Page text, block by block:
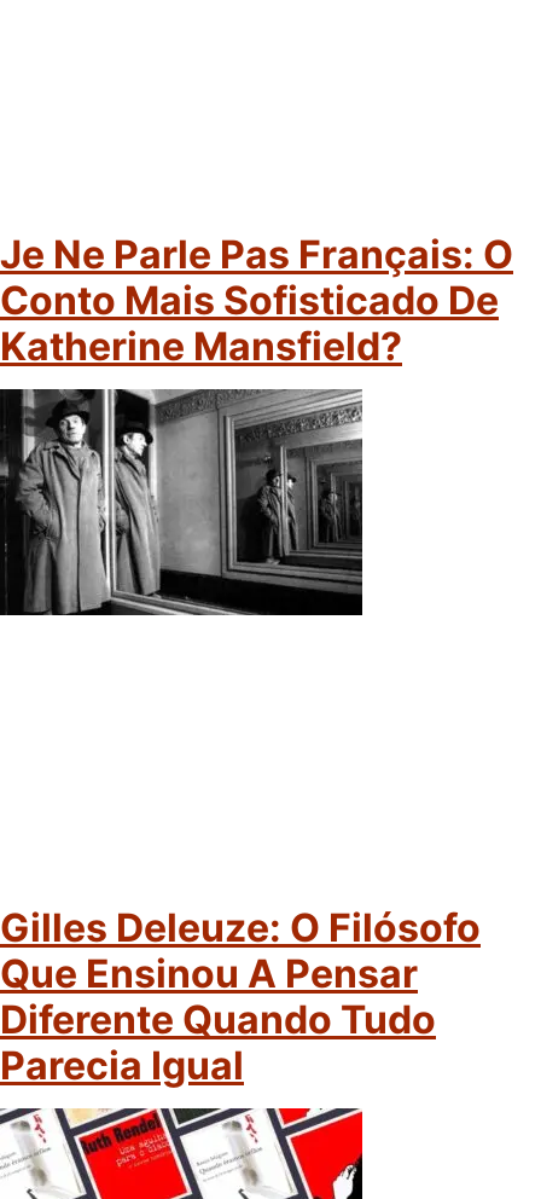
Je Ne Parle Pas Français: O
Conto Mais Sofisticado De
Katherine Mansfield?
Gilles Deleuze: O Filósofo
Que Ensinou A Pensar
Diferente Quando Tudo
Parecia Igual